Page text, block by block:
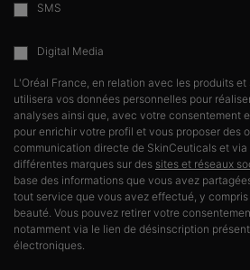
SMS
Digital Media
L'Oréal France, en relation avec les produits
utilisera vos données personnelles pour
analyses ainsi que, avec votre consentement
pour enrichir votre profil et vous proposer des
communication directe de SkinCeuticals et
différentes marques sur des sites et réseaux
base des informations que vous avez
tout service que vous avez effectué, y
beauté. Vous pouvez retirer votre
notamment via le lien de désinscription
électroniques.